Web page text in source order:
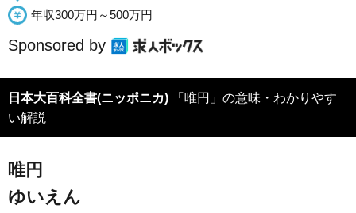
年収300万円～500万円
Sponsored by
日本大百科全書(ニッポニカ)
い解説
唯円
ゆいえん